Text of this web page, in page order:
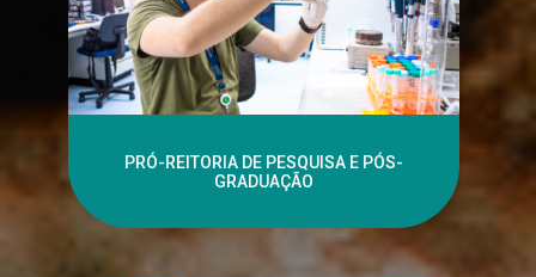
PRÓ-REITORIA DE PESQUISA E PÓS-
GRADUAÇÃO